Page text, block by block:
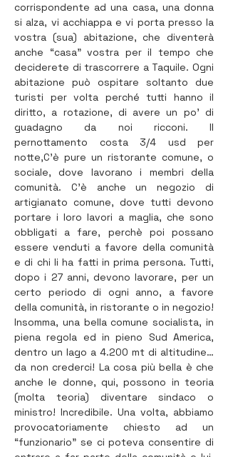
corrispondente ad una casa, una donna
si alza, vi acchiappa e vi porta presso la
vostra (sua) abitazione, che diventerà
anche “casa” vostra per il tempo che
deciderete di trascorrere a Taquile. Ogni
abitazione può ospitare soltanto due
turisti per volta perché tutti hanno il
diritto, a rotazione, di avere un po’ di
guadagno da noi ricconi. Il
pernottamento costa 3/4 usd per
notte,C'è pure un ristorante comune, o
sociale, dove lavorano i membri della
comunità. C'è anche un negozio di
artigianato comune, dove tutti devono
portare i loro lavori a maglia, che sono
obbligati a fare, perchè poi possano
essere venduti a favore della comunità
e di chi li ha fatti in prima persona. Tutti,
dopo i 27 anni, devono lavorare, per un
certo periodo di ogni anno, a favore
della comunità, in ristorante o in negozio!
Insomma, una bella comune socialista, in
piena regola ed in pieno Sud America,
dentro un lago a 4.200 mt di altitudine…
da non crederci! La cosa più bella è che
anche le donne, qui, possono in teoria
(molta teoria) diventare sindaco o
ministro! Incredibile. Una volta, abbiamo
provocatoriamente chiesto ad un
“funzionario” se ci poteva consentire di